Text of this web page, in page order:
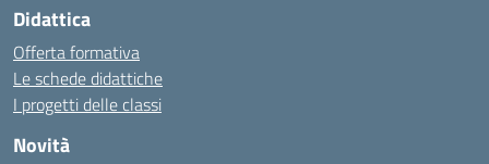
Didattica
Offerta formativa
Le schede didattiche
I progetti delle classi
Novità